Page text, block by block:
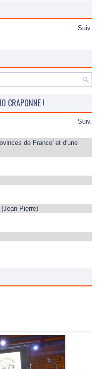
Suiv.
CRAPONNE !
Suiv.
de France' et d'une
Pierre)